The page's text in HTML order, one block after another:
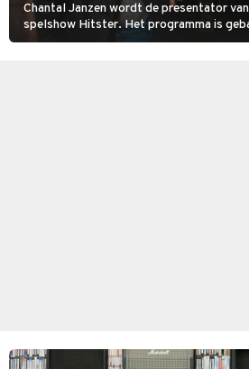
Chantal Janzen wordt de presentator
spelshow Hitster. Het programma is
muziekspel.